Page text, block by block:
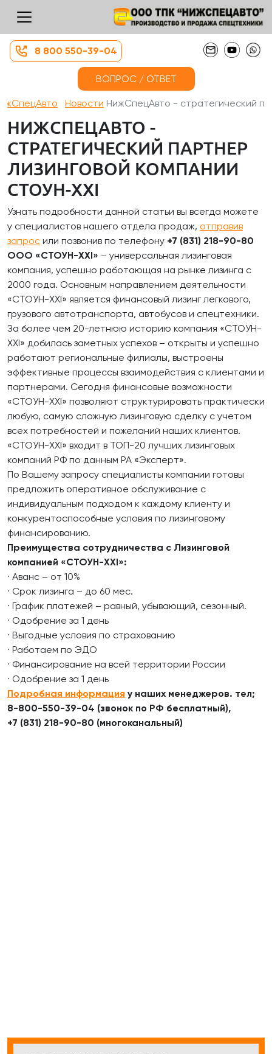
8 800 550-39-04
ВОПРОС / ОТВЕТ
Новости НижСпецАвто - стратегический п...
НИЖСПЕЦАВТО -
СТРАТЕГИЧЕСКИЙ ПАРТНЕР
ЛИЗИНГОВОЙ КОМПАНИИ
СТОУН-XXI
Узнать подробности данной статьи вы всегда можете
у специалистов нашего отдела продаж, отправив
запрос или позвонив по телефону +7 (831) 218-90-80
ООО «СТОУН-XXI» – универсальная лизинговая
компания, успешно работающая на рынке лизинга с
2000 года. Основным направлением деятельности
«СТОУН-XXI» является финансовый лизинг легкового,
грузового автотранспорта, автобусов и спецтехники.
За более чем 20-летнюю историю компания «СТОУН-
XXI» добилась заметных успехов – открыты и успешно
работают региональные филиалы, выстроены
эффективные процессы взаимодействия с клиентами и
партнерами. Сегодня финансовые возможности
«СТОУН-XXI» позволяют структурировать практически
любую, самую сложную лизинговую сделку с учетом
всех потребностей и пожеланий наших клиентов.
«СТОУН-XXI» входит в ТОП-20 лучших лизинговых
компаний РФ по данным РА «Эксперт».
По Вашему запросу специалисты компании готовы
предложить оперативное обслуживание с
индивидуальным подходом к каждому клиенту и
конкурентоспособные условия по лизинговому
финансированию.
Преимущества сотрудничества с Лизинговой
компанией «СТОУН-XXI»:
· Аванс – от 10%
· Срок лизинга – до 60 мес.
· График платежей – равный, убывающий, сезонный.
· Одобрение за 1 день
· Выгодные условия по страхованию
· Работаем по ЭДО
· Финансирование на всей территории России
· Одобрение за 1 день
Подробная информация у наших менеджеров. тел;
8-800-550-39-04 (звонок по РФ бесплатный),
+7 (831) 218-90-80 (многоканальный)